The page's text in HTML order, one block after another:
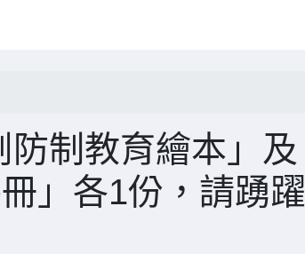
制教育繪本」及
」各1份，請踴躍